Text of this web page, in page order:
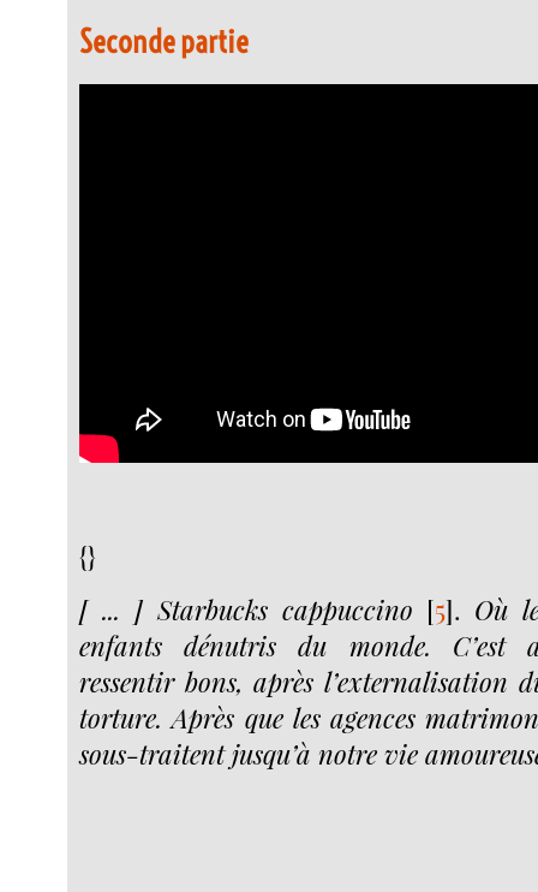
Seconde partie
{}
[ ... ] Starbucks cappuccino [5]. Où
enfants dénutris du monde. C’est
ressentir bons, après l’externalisation
torture. Après que les agences
sous-traitent jusqu’à notre vie